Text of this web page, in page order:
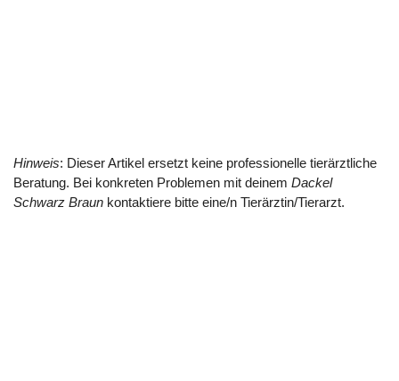
Hinweis: Dieser Artikel ersetzt keine professionelle tierärztliche
Beratung. Bei konkreten Problemen mit deinem Dackel
Schwarz Braun kontaktiere bitte eine/n Tierärztin/Tierarzt.